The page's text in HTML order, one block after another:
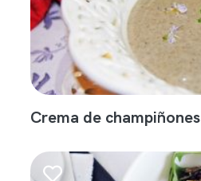
Crema de champiñones